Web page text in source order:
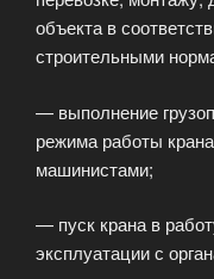
объекта в
строительными
— выполнение
режима работы
машинистами;
— пуск крана в
эксплуатации с